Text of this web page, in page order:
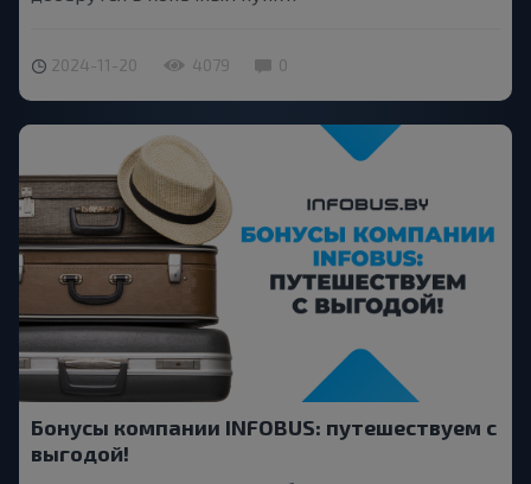
2024-11-20 4079 0
Бонусы компании INFOBUS: путешествуем с
выгодой!